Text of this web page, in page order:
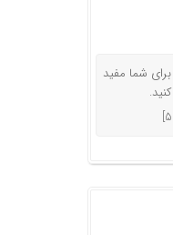
شما مفید
5
]